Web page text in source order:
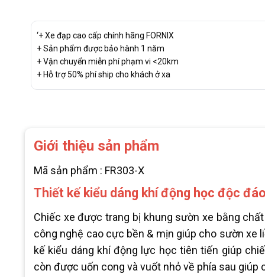
‘+ Xe đạp cao cấp chính hãng FORNIX
+ Sản phẩm được bảo hành 1 năm
+ Vận chuyển miễn phí phạm vi <20km
+ Hỗ trợ 50% phí ship cho khách ở xa
Giới thiệu sản phẩm
Mã sản phẩm : FR303-X
Thiết kế kiểu dáng khí động học độc đáo
Chiếc xe được trang bị khung sườn xe bằng
công nghệ cao cực bền & mịn giúp cho sườn
kế kiểu dáng khí động lực học tiên tiến giúp
còn được uốn cong và vuốt nhỏ về phía sau